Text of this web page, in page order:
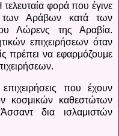
φορά που έγινε
των Αράβων κατά των
Λώρενς της Αραβία.
επιχειρήσεων όταν
πρέπει να εφαρμόζουμε
που έχουν
κοσμικών καθεστώτων
δια ισλαμιστών